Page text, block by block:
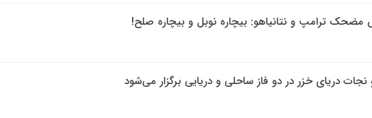
مضحک ترامپ و نتانیاهو: بیچاره نوبل و بیچاره صلح!
دریای خزر در دو فاز ساحلی و دریایی برگزار می‌شود